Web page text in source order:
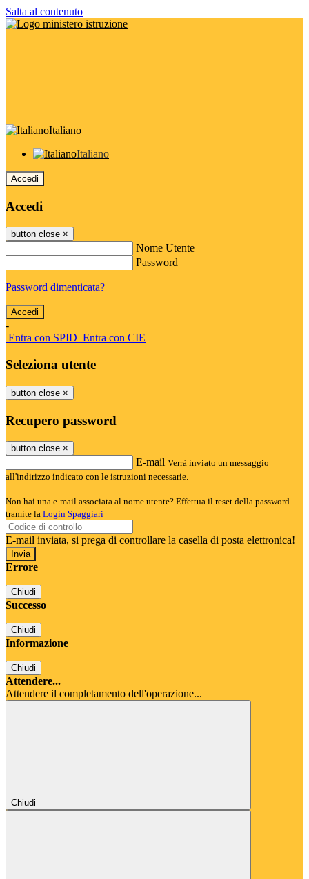
Salta al contenuto
Italiano
Italiano
Accedi
Accedi
button close ×
Nome Utente
Password
Password dimenticata?
-
Entra con SPID Entra con CIE
Seleziona utente
button close ×
Recupero password
button close ×
E-mail Verrà inviato un messaggio
all'indirizzo indicato con le istruzioni necessarie.
Non hai una e-mail associata al nome utente? Effettua il reset della password
tramite la Login Spaggiari
E-mail inviata, si prega di controllare la casella di posta elettronica!
Errore
Chiudi
Successo
Chiudi
Informazione
Chiudi
Attendere...
Attendere il completamento dell'operazione...
Chiudi